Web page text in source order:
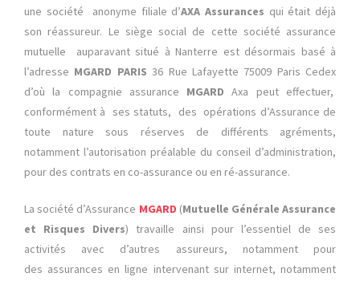
une société anonyme filiale d’AXA Assurances qui était déjà
son réassureur. Le siège social de cette société assurance
mutuelle auparavant situé à Nanterre est désormais basé à
l’adresse MGARD PARIS 36 Rue Lafayette 75009 Paris Cedex
d’où la compagnie assurance MGARD Axa peut effectuer,
conformément à ses statuts, des opérations d’Assurance de
toute nature sous réserves de différents agréments,
notamment l’autorisation préalable du conseil d’administration,
pour des contrats en co-assurance ou en ré-assurance.
La société d’Assurance MGARD (Mutuelle Générale Assurance
et Risques Divers) travaille ainsi pour l’essentiel de ses
activités avec d’autres assureurs, notamment pour
des assurances en ligne intervenant sur internet, notamment